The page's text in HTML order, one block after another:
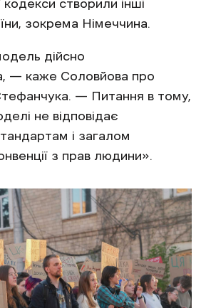
кодекси створили інші
зокрема Німеччина.
дійсно
— каже Соловйова про
— Питання в тому,
не відповідає
і загалом
з прав людини».